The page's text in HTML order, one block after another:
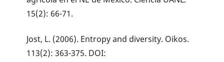
15(2): 66-71.
Jost, L. (2006). Entropy and diversity. Oikos.
113(2): 363-375. DOI: